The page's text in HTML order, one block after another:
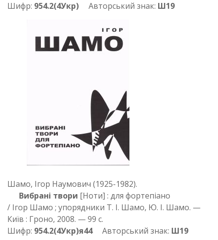
Шифр: 954.2(4Укр) Авторський знак: Ш19
Шамо, Ігор Наумович (1925-1982).
Вибрані твори [Ноти] : для фортепіано
/ Ігор Шамо ; упорядники Т. І. Шамо, Ю. І. Шамо. —
Київ : Гроно, 2008. — 99 с.
Шифр: 954.2(4Укр)я44Авторський знак: Ш19